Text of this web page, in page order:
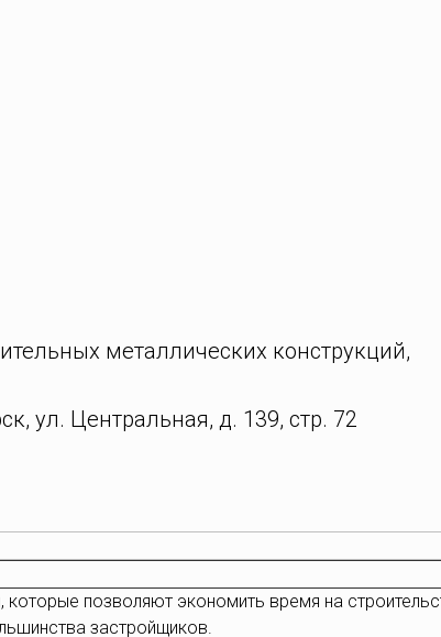
металлических конструкций,
ул. Центральная, д. 139, стр. 72
позволяют экономить время на
застройщиков.